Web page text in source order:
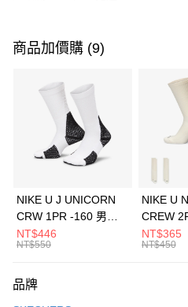
信用卡一次付款
3 期 0 利率 每期
合作金庫商業銀行
華南商業銀行
上海商業儲蓄銀行
元大商業銀行
台灣樂天信用卡公司
Apple Pay
全盈+PAY
AFTEE先享後付
【關於「AFTEE先享後付」】
商品加價購 (9)
NIKE U J UNICORN
CRW 1PR -160 男女
中統襪 FZ3393100
NT$446
NT$550
NIKE U
CREW
NT$365
NT$450
品牌